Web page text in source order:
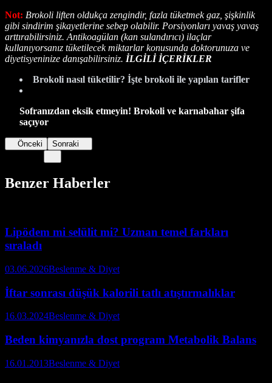
Not: Brokoli liften oldukça zengindir, fazla tüketmek gaz, şişkinlik
gibi sindirim şikayetlerine sebep olabilir. Porsiyonları yavaş yavaş
arttırabilirsiniz. Antikoagülan (kan sulandırıcı) ilaçlar
kullanıyorsanız tüketilecek miktarlar konusunda doktorunuza ve
diyetisyeninize danışabilirsiniz. İLGİLİ İÇERİKLER
Brokoli nasıl tüketilir? İşte brokoli ile yapılan tarifler
Sofranızdan eksik etmeyin! Brokoli ve karnabahar şifa
saçıyor
Önceki Sonraki
Benzer Haberler
Lipödem mi selülit mi? Uzman temel farkları
sıraladı
03.06.2026Beslenme & Diyet
İftar sonrası düşük kalorili tatlı atıştırmalıklar
16.03.2024Beslenme & Diyet
Beden kimyanızla dost program Metabolik Balans
16.01.2013Beslenme & Diyet